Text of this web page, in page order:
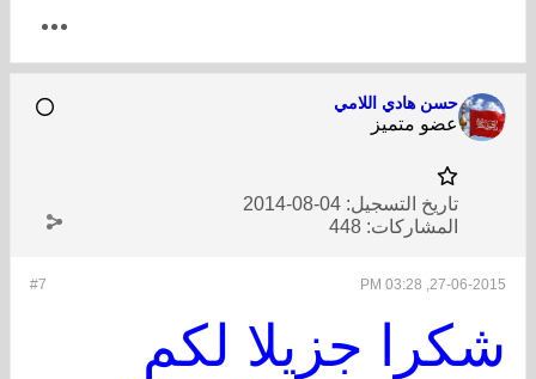
حسن هادي اللامي
عضو متميز
تاريخ التسجيل: 04-08-2014
المشاركات: 448
#7 27-06-2015, 03:28 PM
شكرا جزيلا لكم